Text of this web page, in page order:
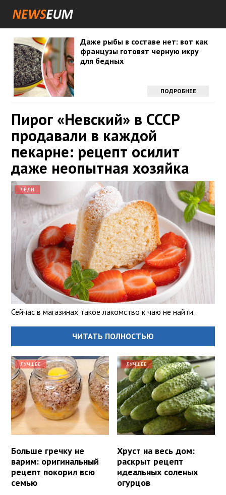
Даже рыбы в составе нет: вот как
французы готовят черную икру
для бедных
ПОДРОБНЕЕ
Пирог «Невский» в СССР
продавали в каждой
пекарне: рецепт осилит
даже неопытная хозяйка
ЛЕДИ
Сейчас в магазинах такое лакомство к чаю не найти.
ЧИТАТЬ ПОЛНОСТЬЮ
ЛУЧШЕЕ
Больше гречку не
варим: оригинальный
рецепт покорил всю
семью
ЛУЧШЕЕ
Хруст на весь дом:
раскрыт рецепт
идеальных соленых
огурцов